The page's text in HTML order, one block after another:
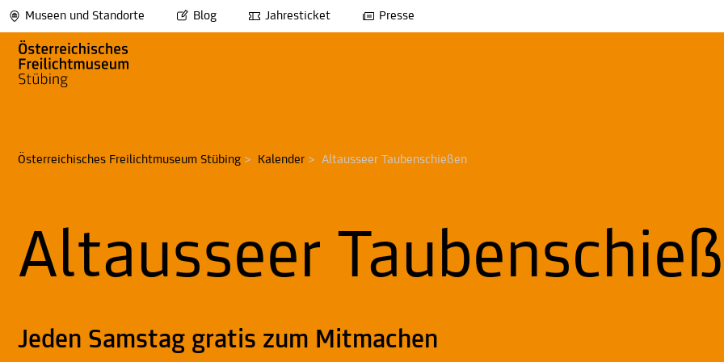
Museen und Standorte Blog Jahresticket Presse
Österreichisches Freilichtmuseum Stübing > Kalender > Altausseer Taubenschießen
Altausseer
Jeden Samstag gratis zum Mitmachen